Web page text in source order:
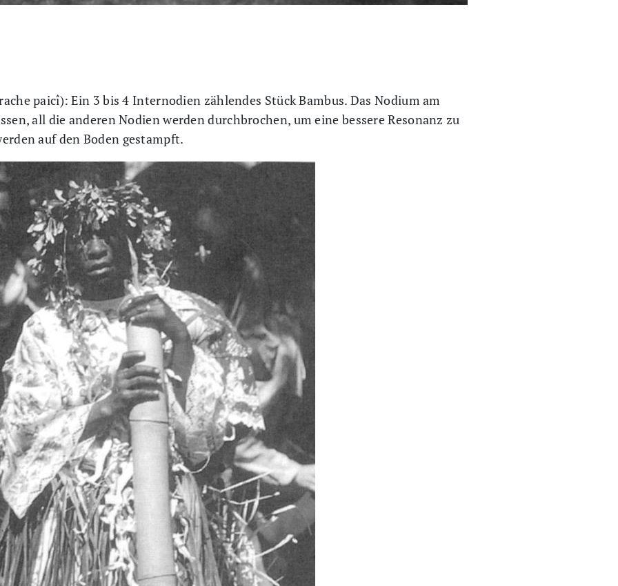
paicî): Ein 3 bis 4 Internodien zählendes Stück Bambus. Das Nodium am
all die anderen Nodien werden durchbrochen, um eine bessere Resonanz zu
auf den Boden gestampft.